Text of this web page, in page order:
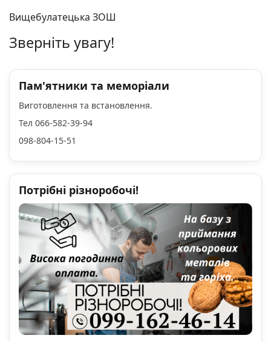
Вищебулатецька ЗОШ
Зверніть увагу!
Пам'ятники та меморіали
Виготовлення та встановлення.
Тел 066-582-39-94
098-804-15-51
Потрібні різноробочі!